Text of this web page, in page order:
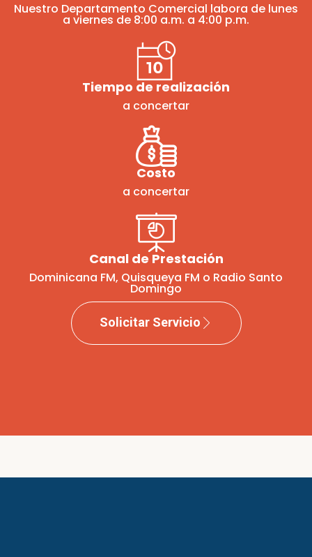
Nuestro Departamento Comercial labora de lunes
a viernes de 8:00 a.m. a 4:00 p.m.
Tiempo de realización
a concertar
Costo
a concertar
Canal de Prestación
Dominicana FM, Quisqueya FM o Radio Santo
Domingo
Solicitar Servicio